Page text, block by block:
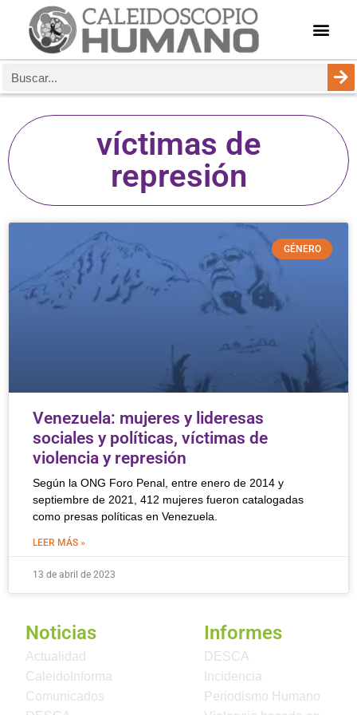
víctimas de
represión
GÉNERO
Venezuela: mujeres y lideresas
sociales y políticas, víctimas de
violencia y represión
Según la ONG Foro Penal, entre enero de 2014 y
septiembre de 2021, 412 mujeres fueron catalogadas
como presas políticas en Venezuela.
LEER MÁS »
13 de abril de 2023
Noticias
Actualidad
CaleidoInforma
Comunicados
Informes
DESCA
Incidencia
Periodismo Humano